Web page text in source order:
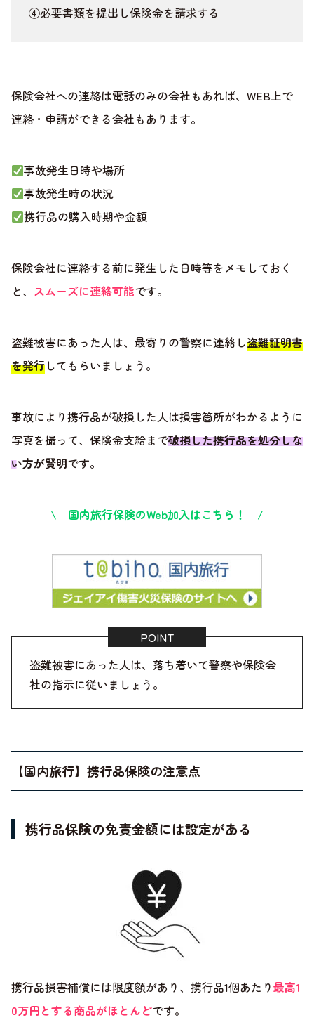
④必要書類を提出し保険金を請求する
保険会社への連絡は電話のみの会社もあれば、WEB上で
連絡・申請ができる会社もあります。
事故発生日時や場所
事故発生時の状況
携行品の購入時期や金額
保険会社に連絡する前に発生した日時等をメモしておく
と、 スムーズに連絡可能です。
盗難被害にあった人は、最寄りの警察に連絡し盗難証明書
を発行してもらいましょう。
事故により携行品が破損した人は損害箇所がわかるように
写真を撮って、保険金支給まで破損した携行品を処分しな
い方が賢明です。
\ 国内旅行保険のWeb加入はこちら！ /
盗難被害にあった人は、落ち着いて警察や保険会
社の指示に従いましょう。
【国内旅行】携行品保険の注意点
携行品保険の免責金額には設定がある
携行品損害補償には限度額があり、携行品1個あたり最高1
0万円とする商品がほとんどです。